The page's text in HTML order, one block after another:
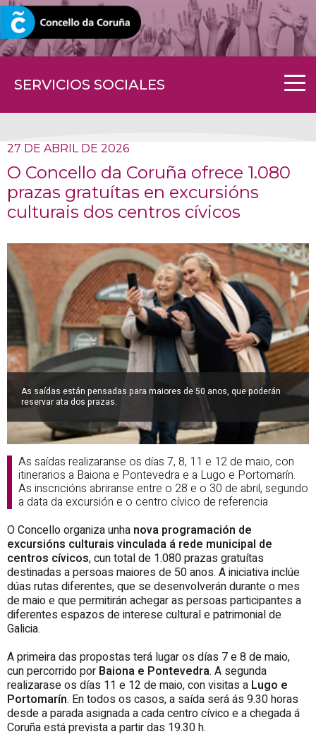
SERVICIOS SOCIALES
CORUNA.GAL
27 DE ABRIL DE 2026
O Concello da Coruña ofrece 1.080
prazas gratuítas en excursións
culturais dos centros cívicos
As saídas están pensadas para maiores de 50 anos, que poderán
reservar ata dos prazas.
As saídas realizaranse os días 7, 8, 11 e 12 de maio, con
itinerarios a Baiona e Pontevedra e a Lugo e Portomarín.
As inscricións abriranse entre o 28 e o 30 de abril, segundo
a data da excursión e o centro cívico de referencia
O Concello organiza unha nova programación de
excursións culturais vinculada á rede municipal de
centros cívicos, cun total de 1.080 prazas gratuítas
destinadas a persoas maiores de 50 anos. A iniciativa inclúe
dúas rutas diferentes, que se desenvolverán durante o mes
de maio e que permitirán achegar as persoas participantes a
diferentes espazos de interese cultural e patrimonial de
Galicia.
A primeira das propostas terá lugar os días 7 e 8 de maio,
cun percorrido por Baiona e Pontevedra. A segunda
realizarase os días 11 e 12 de maio, con visitas a Lugo e
Portomarín. En todos os casos, a saída será ás 9.30 horas
desde a parada asignada a cada centro cívico e a chegada á
Coruña está prevista a partir das 19.30 h.